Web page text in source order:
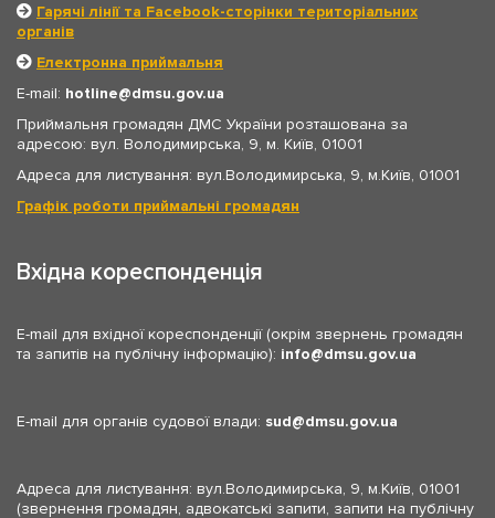
Гарячі лінії та Facebook-сторінки територіальних
органів
Електронна приймальня
E-mail: hotline
dmsu.gov.ua
Приймальня громадян ДМС України розташована за
адресою: вул. Володимирська, 9, м. Київ, 01001
Адреса для листування: вул.Володимирська, 9, м.Київ, 01001
Графік роботи приймальні громадян
Вхідна кореспонденція
E-mail для вхідної кореспонденції (окрім звернень громадян
та запитів на публічну інформацію): info dmsu.gov.ua
E-mail для органів судової влади: sud dmsu.gov.ua
Адреса для листування: вул.Володимирська, 9, м.Київ, 01001
(звернення громадян, адвокатські запити, запити на публічну